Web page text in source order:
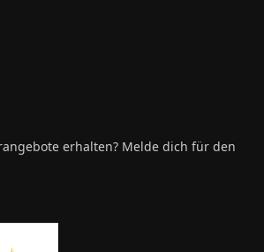
erhalten? Melde dich für den